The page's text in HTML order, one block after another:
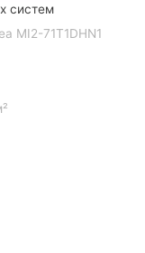
систем
MI2-71T1DHN1